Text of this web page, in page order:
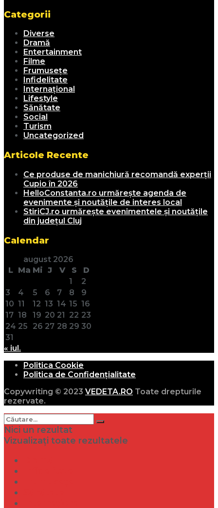
Categorii
Diverse
Dramă
Entertainment
Filme
Frumusețe
Infidelitate
Internațional
Lifestyle
Sănătate
Social
Turism
Uncategorized
Articole Recente
Ce produse de manichiură recomandă experții
Cupio în 2026
HelloConstanta.ro urmărește agenda de
evenimente și noutățile de interes local
StiriCJ.ro urmărește evenimentele și noutățile
din județul Cluj
Calendar
august 2026
L Ma Mi J V S
D
1
2
3
4 5 6 7 8
9
10 11 12 13 14 15 16
17 18 19 20 21 22 23
24 25 26 27 28 29 30
31
« iul.
Politica Cookie
Politica de Confidențialitate
Copywriting © 2023 VEDETA.RO Toate drepturile
rezervate.
Nici un rezultat
Vizualizați toate rezultatele